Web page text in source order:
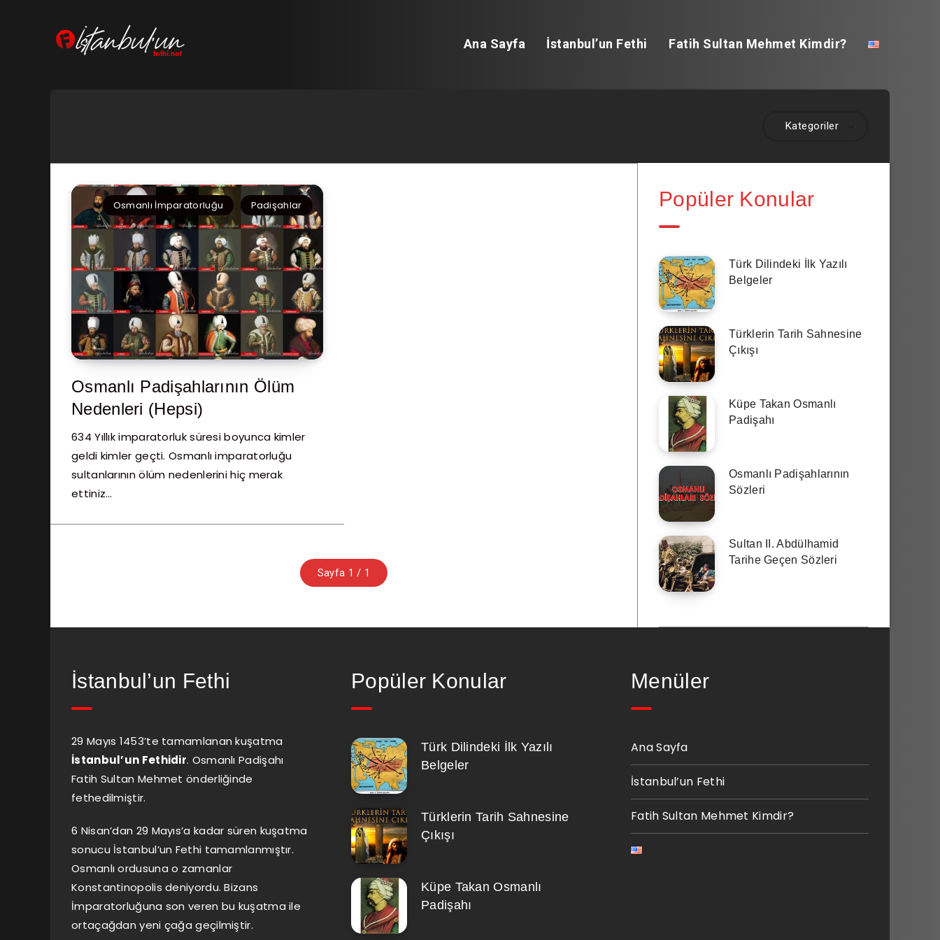
Ana Sayfa İstanbul’un Fethi Fatih Sultan Mehmet Kimdir?
Kategoriler
Osmanlı İmparatorluğu Padişahlar
Osmanlı Padişahlarının Ölüm
Nedenleri (Hepsi)
634 Yıllık imparatorluk süresi boyunca kimler
geldi kimler geçti. Osmanlı imparatorluğu
sultanlarının ölüm nedenlerini hiç merak
ettiniz…
Sayfa 1 / 1
Popüler Konular
Türk Dilindeki İlk Yazılı
Belgeler
Türklerin Tarih Sahnesine
Çıkışı
Küpe Takan Osmanlı
Padişahı
Osmanlı Padişahlarının
Sözleri
Sultan II. Abdülhamid
Tarihe Geçen Sözleri
İstanbul’un Fethi
29 Mayıs 1453’te tamamlanan kuşatma
İstanbul’un Fethidir. Osmanlı Padişahı
Fatih Sultan Mehmet önderliğinde
fethedilmiştir.
6 Nisan’dan 29 Mayıs’a kadar süren kuşatma
sonucu İstanbul’un Fethi tamamlanmıştır.
Osmanlı ordusuna o zamanlar
Konstantinopolis deniyordu. Bizans
İmparatorluğuna son veren bu kuşatma ile
ortaçağdan yeni çağa geçilmiştir.
Popüler Konular
Türk Dilindeki İlk Yazılı
Belgeler
Türklerin Tarih Sahnesine
Çıkışı
Küpe Takan Osmanlı
Padişahı
Menüler
Ana Sayfa
İstanbul’un Fethi
Fatih Sultan Mehmet Kimdir?